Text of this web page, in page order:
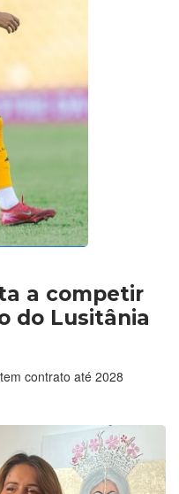
a competir
do Lusitânia
contrato até 2028